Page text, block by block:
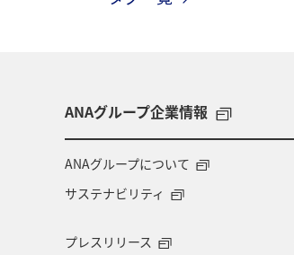
ヨーロッパ
ANAグループ企業情報
ANAグループについて
サステナビリティ
プレスリリース